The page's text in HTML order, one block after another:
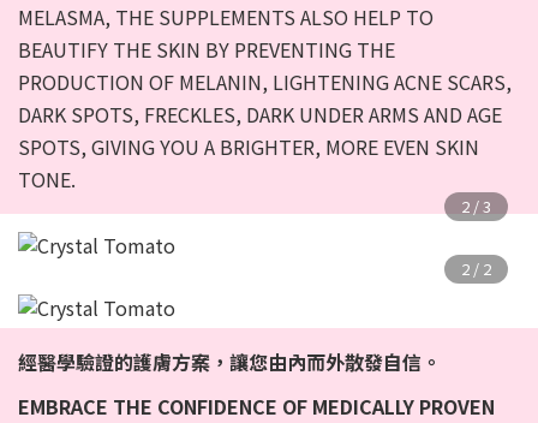
MELASMA, THE SUPPLEMENTS ALSO HELP TO
BEAUTIFY THE SKIN BY PREVENTING THE
PRODUCTION OF MELANIN, LIGHTENING ACNE SCARS,
DARK SPOTS, FRECKLES, DARK UNDER ARMS AND AGE
SPOTS, GIVING YOU A BRIGHTER, MORE EVEN SKIN
TONE.
經醫學驗證的護膚方案，讓您由內而外散發自信。
EMBRACE THE CONFIDENCE OF MEDICALLY PROVEN